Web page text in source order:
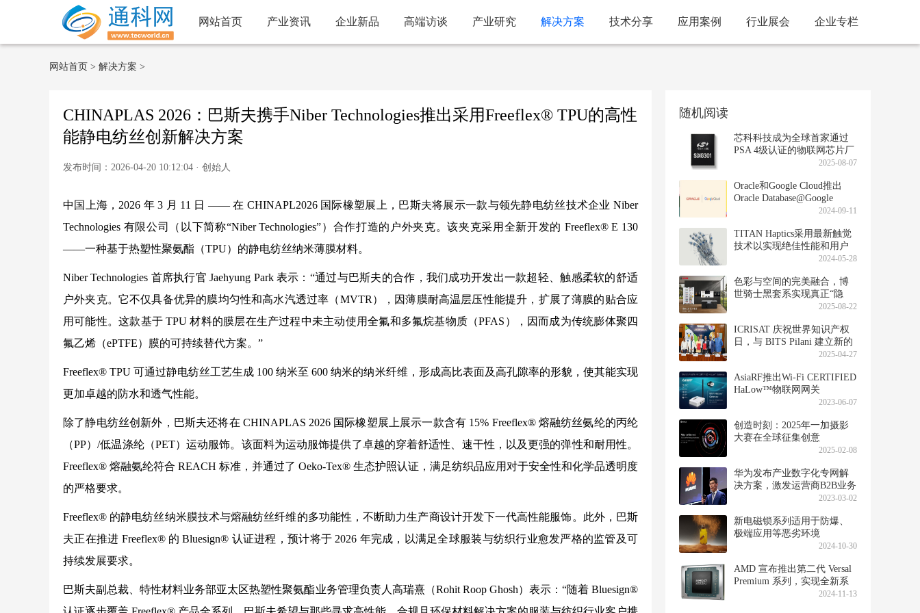
网站首页 产业资讯 企业新品 高端访谈 产业研究 解决方案 技术分享 应用案例 行业展会 企业专栏
网站首页 > 解决方案 >
CHINAPLAS 2026：巴斯夫携手Niber Technologies推出采用Freeflex® TPU的高性
能静电纺丝创新解决方案
发布时间：2026-04-20 10:12:04 · 创始人
中国上海，2026 年 3 月 11 日 —— 在 CHINAPL2026 国际橡塑展上，巴斯夫将展示一款与领先静电纺丝技术企业 Niber
Technologies 有限公司（以下简称“Niber Technologies”）合作打造的户外夹克。该夹克采用全新开发的 Freeflex® E 130
——一种基于热塑性聚氨酯（TPU）的静电纺丝纳米薄膜材料。
Niber Technologies 首席执行官 Jaehyung Park 表示：“通过与巴斯夫的合作，我们成功开发出一款超轻、触感柔软的舒适
户外夹克。它不仅具备优异的膜均匀性和高水汽透过率（MVTR），因薄膜耐高温层压性能提升，扩展了薄膜的贴合应
用可能性。这款基于 TPU 材料的膜层在生产过程中未主动使用全氟和多氟烷基物质（PFAS），因而成为传统膨体聚四
氟乙烯（ePTFE）膜的可持续替代方案。”
Freeflex® TPU 可通过静电纺丝工艺生成 100 纳米至 600 纳米的纳米纤维，形成高比表面及高孔隙率的形貌，使其能实现
更加卓越的防水和透气性能。
除了静电纺丝创新外，巴斯夫还将在 CHINAPLAS 2026 国际橡塑展上展示一款含有 15% Freeflex® 熔融纺丝氨纶的丙纶
（PP）/低温涤纶（PET）运动服饰。该面料为运动服饰提供了卓越的穿着舒适性、速干性，以及更强的弹性和耐用性。
Freeflex® 熔融氨纶符合 REACH 标准，并通过了 Oeko-Tex® 生态护照认证，满足纺织品应用对于安全性和化学品透明度
的严格要求。
Freeflex® 的静电纺丝纳米膜技术与熔融纺丝纤维的多功能性，不断助力生产商设计开发下一代高性能服饰。此外，巴斯
夫正在推进 Freeflex® 的 Bluesign® 认证进程，预计将于 2026 年完成，以满足全球服装与纺织行业愈发严格的监管及可
持续发展要求。
巴斯夫副总裁、特性材料业务部亚太区热塑性聚氨酯业务管理负责人高瑞熹（Rohit Roop Ghosh）表示：“随着 Bluesign®
随机阅读
芯科科技成为全球首家通过
PSA 4级认证的物联网芯片厂
2025-08-07
Oracle和Google Cloud推出
Oracle Database@Google
2024-09-11
TITAN Haptics采用最新触觉
技术以实现绝佳性能和用户
体验，优化产品设计和提高
2024-05-28
色彩与空间的完美融合，博
世骑士黑套系实现真正“隐
2025-08-22
ICRISAT 庆祝世界知识产权
日，与 BITS Pilani 建立新的
2025-04-27
AsiaRF推出Wi-Fi CERTIFIED
HaLow™物联网网关
2023-06-07
创造时刻：2025年一加摄影
大赛在全球征集创意
2025-02-08
华为发布产业数字化专网解
决方案，激发运营商B2B业务
2023-03-02
新电磁锁系列适用于防爆、
极端应用等恶劣环境
2024-10-30
AMD 宣布推出第二代 Versal
Premium 系列，实现全新系
统加速水平，满足数据密集
2024-11-13